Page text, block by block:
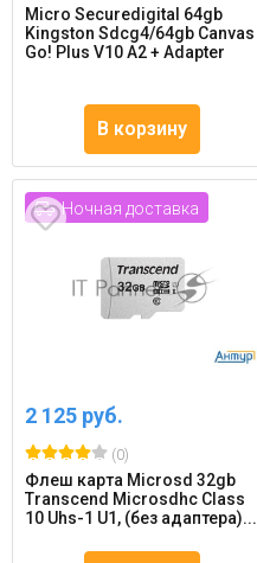
Micro Securedigital 64gb
Kingston Sdcg4/64gb Canvas
Go! Plus V10 A2 + Adapter
В корзину
Ночная доставка
2 125 руб.
(0)
Флеш карта Microsd 32gb
Transcend Microsdhc Class
10 Uhs-1 U1, (без адаптера)...